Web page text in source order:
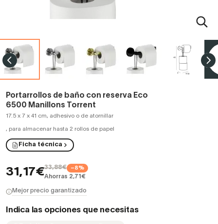
Portarrollos de baño con reserva Eco
6500 Manillons Torrent
17.5 x 7 x 41 cm, adhesivo o de atornillar
, para almacenar hasta 2 rollos de papel
Ficha técnica
31,17€33,88€ −8%
Ahorras 2,71€
Mejor precio garantizado
Indica las opciones que necesitas